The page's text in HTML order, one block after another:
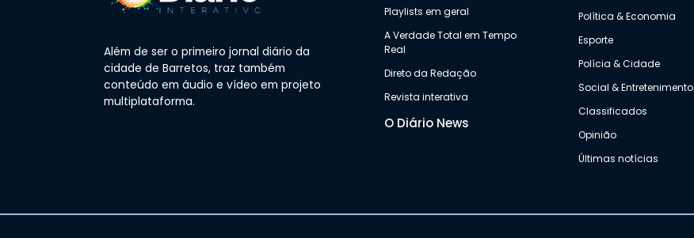
Além de ser o primeiro jornal diário da
cidade de Barretos, traz também
conteúdo em áudio e vídeo em projeto
multiplataforma.
Playlists em geral
A Verdade Total em Tempo
Real
Direto da Redação
Revista interativa
O Diário News
Política & Economia
Esporte
Polícia & Cidade
Social & Entretenimento
Classificados
Opinião
Últimas notícias